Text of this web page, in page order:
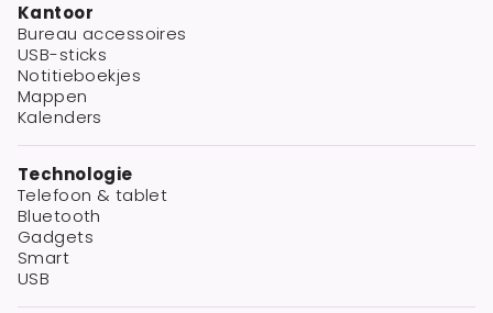
Kantoor
Bureau accessoires
USB-sticks
Notitieboekjes
Mappen
Kalenders
Technologie
Telefoon & tablet
Bluetooth
Gadgets
Smart
USB